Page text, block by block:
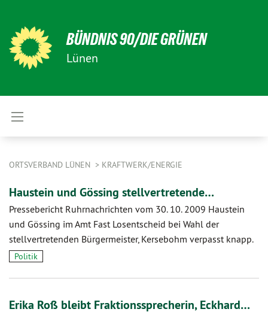
BÜNDNIS 90/DIE GRÜNEN
Lünen
ORTSVERBAND LÜNEN KRAFTWERK/ENERGIE
Haustein und Gössing stellvertretende…
Pressebericht Ruhrnachrichten vom 30. 10. 2009 Haustein
und Gössing im Amt Fast Losentscheid bei Wahl der
stellvertretenden Bürgermeister, Kersebohm verpasst knapp.
Politik
Erika Roß bleibt Fraktionssprecherin, Eckhard…